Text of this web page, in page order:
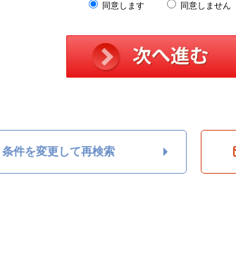
同意します
同意しません
条件を変更して再検索